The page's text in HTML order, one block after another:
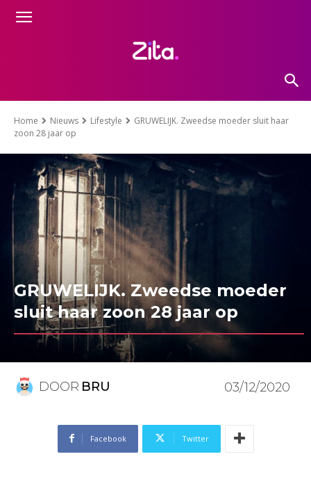
Home Nieuws Lifestyle
GRUWELIJK. Zweedse moeder sluit haar
zoon 28 jaar op
GRUWELIJK. Zweedse moeder
sluit haar zoon 28 jaar op
DOOR BRU 03/12/2020
Facebook Twitter